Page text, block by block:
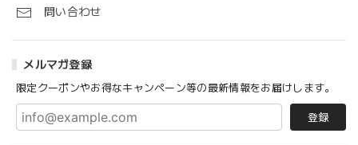
問い合わせ
メルマガ登録
限定クーポンやお得なキャンペーン等の最新情報をお届けします。
登録